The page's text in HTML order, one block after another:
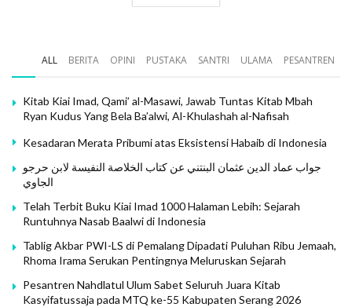
ALL BERITA OPINI PUSTAKA SANTRI ULAMA PESANTREN
Kitab Kiai Imad, Qami’ al-Masawi, Jawab Tuntas Kitab Mbah
Ryan Kudus Yang Bela Ba’alwi, Al-Khulashah al-Nafisah
Kesadaran Merata Pribumi atas Eksistensi Habaib di Indonesia
جواب عماد الدين عثمان البنتني عن كتاب الخلاصة النفيسة لابن حرجو
الجاوي
Telah Terbit Buku Kiai Imad 1000 Halaman Lebih: Sejarah
Runtuhnya Nasab Baalwi di Indonesia
Tablig Akbar PWI-LS di Pemalang Dipadati Puluhan Ribu Jemaah,
Rhoma Irama Serukan Pentingnya Meluruskan Sejarah
Pesantren Nahdlatul Ulum Sabet Seluruh Juara Kitab
Kasyifatussaja pada MTQ ke-55 Kabupaten Serang 2026